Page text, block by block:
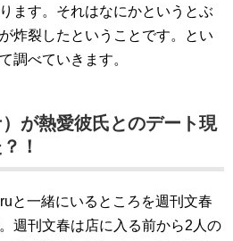
ます。それはなにかというとぶ
炸裂したということです。とい
調べていきます。
が熱愛彼氏とのデート現
！
と一緒にいるところを週刊文春
週刊文春は店に入る前から2人の